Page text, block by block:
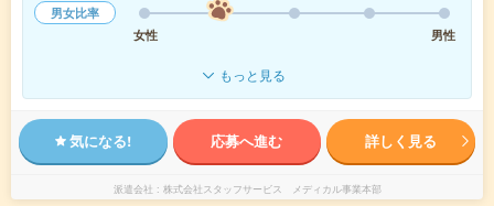
男女比率
女性
男性
もっと見る
気になる! 応募へ進む 詳しく見る
派遣会社 株式会社スタッフサービス メディカル事業本部